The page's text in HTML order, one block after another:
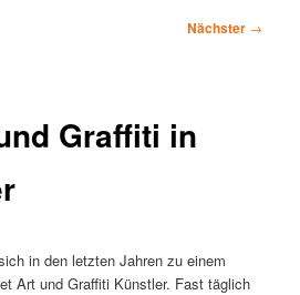
Nächster →
Graffiti in
in den letzten Jahren zu einem
Art und Graffiti Künstler. Fast täglich